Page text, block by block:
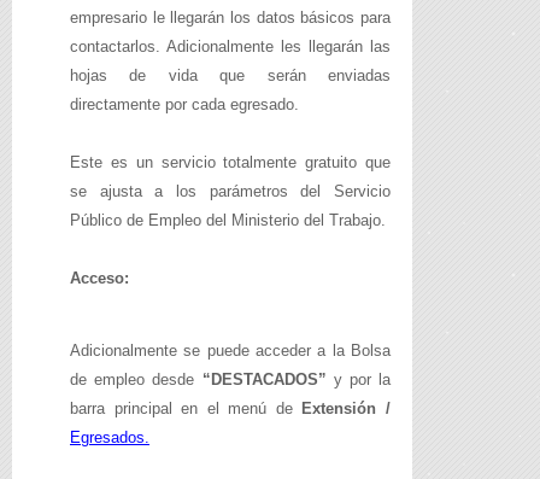
empresario le llegarán los datos básicos para
contactarlos. Adicionalmente les llegarán las
hojas de vida que serán enviadas
directamente por cada egresado.
Este es un servicio totalmente gratuito que
se ajusta a los parámetros del Servicio
Público de Empleo del Ministerio del Trabajo.
Acceso:
Adicionalmente se puede acceder a la Bolsa
de empleo desde “DESTACADOS” y por la
barra principal en el menú de Extensión /
Egresados.